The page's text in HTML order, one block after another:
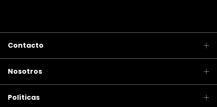
Contacto
Nosotros
Políticas